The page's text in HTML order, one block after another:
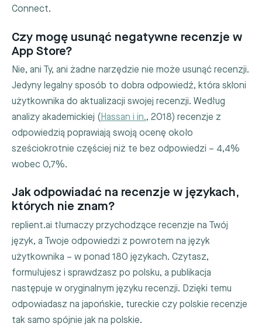
Connect.
Czy mogę usunąć negatywne recenzje w
App Store?
Nie, ani Ty, ani żadne narzędzie nie może usunąć recenzji.
Jedyny legalny sposób to dobra odpowiedź, która skłoni
użytkownika do aktualizacji swojej recenzji. Według
analizy akademickiej (Hassan i in., 2018) recenzje z
odpowiedzią poprawiają swoją ocenę około
sześciokrotnie częściej niż te bez odpowiedzi – 4,4%
wobec 0,7%.
Jak odpowiadać na recenzje w językach,
których nie znam?
replient.ai tłumaczy przychodzące recenzje na Twój
język, a Twoje odpowiedzi z powrotem na język
użytkownika – w ponad 180 językach. Czytasz,
formułujesz i sprawdzasz po polsku, a publikacja
następuje w oryginalnym języku recenzji. Dzięki temu
odpowiadasz na japońskie, tureckie czy polskie recenzje
tak samo spójnie jak na polskie.